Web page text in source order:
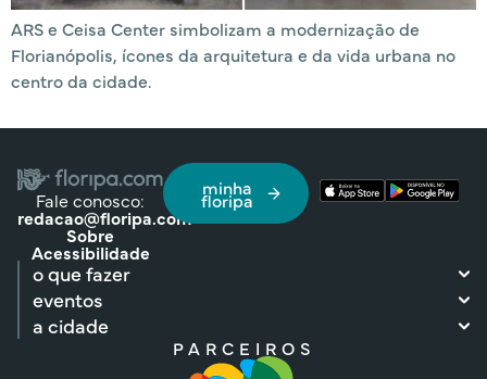
ARS e Ceisa Center simbolizam a modernização de
Florianópolis, ícones da arquitetura e da vida urbana no
centro da cidade.
Fale conosco:
redacao@floripa.com
Sobre
Acessibilidade
minha
floripa
o que fazer
eventos
a cidade
PARCEIROS